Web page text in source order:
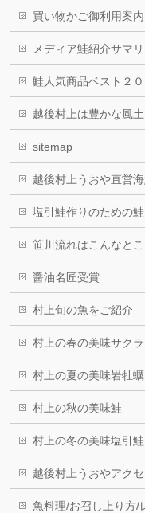
買い物かご御利用案内
メディア鮭紹介サマ
鮭人気商品ベスト２
越後村上は豊かな風
sitemap
越後村上うおや直営
塩引鮭作りのための
笹川流れはこんなと
醤油名匠受賞
村上旬の魚をご紹介
村上の春の美味サク
村上の夏の美味岩牡蠣
村上の秋の美味鮭
村上の冬の美味塩引鮭
越後村上うおやアクセ
魚料理/お召し上り方